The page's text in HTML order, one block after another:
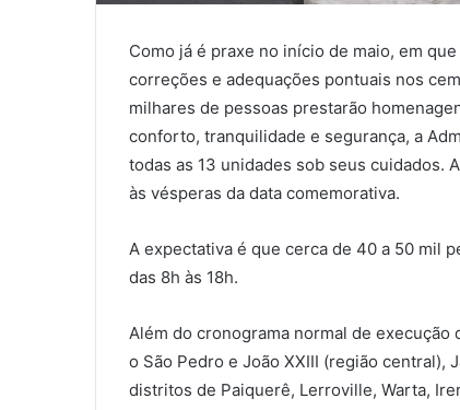
Como já é praxe no início de maio, em
correções e adequações pontuais nos
milhares de pessoas prestarão
conforto, tranquilidade e segurança, a
todas as 13 unidades sob seus cuidados.
às vésperas da data comemorativa.
A expectativa é que cerca de 40 a 50 mil
das 8h às 18h.
Além do cronograma normal de
o São Pedro e João XXIII (região central),
distritos de Paiquerê, Lerroville, Warta,